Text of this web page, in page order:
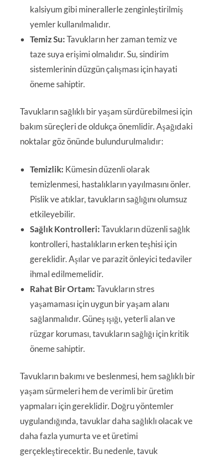
kalsiyum gibi minerallerle zenginleştirilmiş
yemler kullanılmalıdır.
Temiz Su:Tavukların her zaman temiz ve
taze suya erişimi olmalıdır. Su, sindirim
sistemlerinin düzgün çalışması için hayati
öneme sahiptir.
Tavukların sağlıklı bir yaşam sürdürebilmesi için
bakım süreçleri de oldukça önemlidir. Aşağıdaki
noktalar göz önünde bulundurulmalıdır:
Temizlik: Kümesin düzenli olarak
temizlenmesi, hastalıkların yayılmasını önler.
Pislik ve atıklar, tavukların sağlığını olumsuz
etkileyebilir.
Sağlık Kontrolleri:Tavukların düzenli sağlık
kontrolleri, hastalıkların erken teşhisi için
gereklidir. Aşılar ve parazit önleyici tedaviler
ihmal edilmemelidir.
Rahat Bir Ortam:Tavukların stres
yaşamaması için uygun bir yaşam alanı
sağlanmalıdır. Güneş ışığı, yeterli alan ve
rüzgar koruması, tavukların sağlığı için kritik
öneme sahiptir.
Tavukların bakımı ve beslenmesi, hem sağlıklı bir
yaşam sürmeleri hem de verimli bir üretim
yapmaları için gereklidir. Doğru yöntemler
uygulandığında, tavuklar daha sağlıklı olacak ve
daha fazla yumurta ve et üretimi
gerçekleştirecektir. Bu nedenle, tavuk